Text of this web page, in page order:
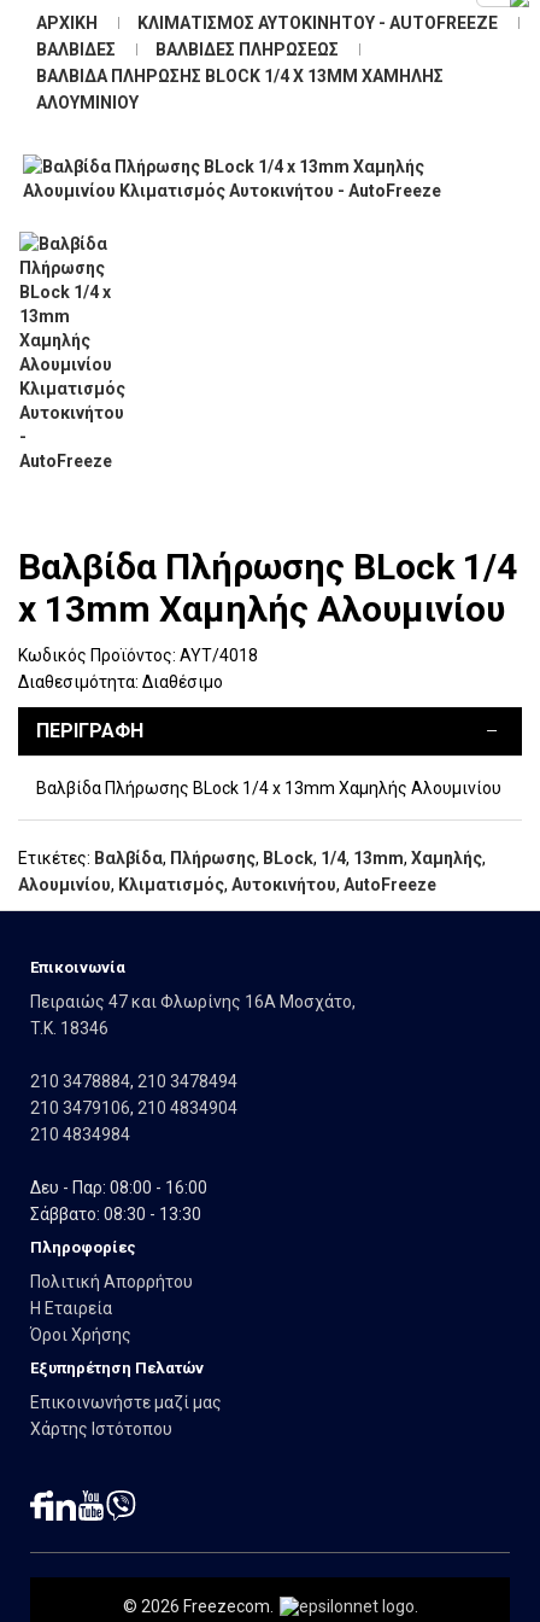
ΑΡΧΙΚΉ
ΚΛΙΜΑΤΙΣΜΌΣ ΑΥΤΟΚΙΝΉΤΟΥ - AUTOFREEZE
ΒΑΛΒΊΔΕΣ
ΒΑΛΒΊΔΕΣ ΠΛΗΡΏΣΕΩΣ
ΒΑΛΒΊΔΑ ΠΛΉΡΩΣΗΣ BLOCK 1/4 X 13MM ΧΑΜΗΛΉΣ
ΑΛΟΥΜΙΝΊΟΥ
Βαλβίδα Πλήρωσης BLock 1/4
x 13mm Χαμηλής Αλουμινίου
Κωδικός Προϊόντος: ΑΥΤ/4018
Διαθεσιμότητα: Διαθέσιμο
ΠΕΡΙΓΡΑΦΉ
Βαλβίδα Πλήρωσης BLock 1/4 x 13mm Χαμηλής Αλουμινίου
Ετικέτες: Βαλβίδα, Πλήρωσης, BLock, 1/4, 13mm, Χαμηλής,
Αλουμινίου, Κλιματισμός, Αυτοκινήτου, AutoFreeze
Eπικοινωνία
Πειραιώς 47 και Φλωρίνης 16Α Μοσχάτο,
T.K. 18346
210 3478884, 210 3478494
210 3479106, 210 4834904
210 4834984
Δευ - Παρ: 08:00 - 16:00
Σάββατο: 08:30 - 13:30
Πληροφορίες
Πολιτική Απορρήτου
Η Εταιρεία
Όροι Χρήσης
Εξυπηρέτηση Πελατών
Επικοινωνήστε μαζί μας
Χάρτης Ιστότοπου
© 2026 Freezecom.